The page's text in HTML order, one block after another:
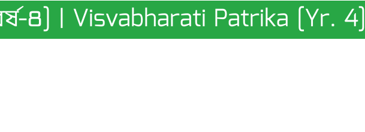
৪] | Visvabharati Patrika [Yr. 4]